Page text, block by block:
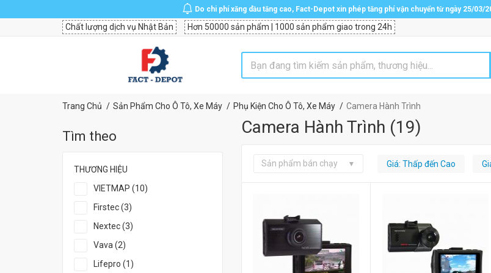
Do chi phí xăng dầu tăng cao, Fact-Depot xin phép tăng phí vận chuyển từ ngày 25/
Chất lượng dịch vụ Nhật Bản Hơn 50000 sản phẩm | 1000 sản phẩm giao trong 24h
Trang Chủ Sản Phẩm Cho Ô Tô, Xe Máy Phụ Kiện Cho Ô Tô, Xe Máy Camera Hành Trình
Tìm theo
THƯƠNG HIỆU
VIETMAP (10)
Firstec (3)
Nextec (3)
Vava (2)
Lifepro (1)
Camera Hành Trình (19)
Sản phẩm bán chạy Giá: Thấp đến Cao